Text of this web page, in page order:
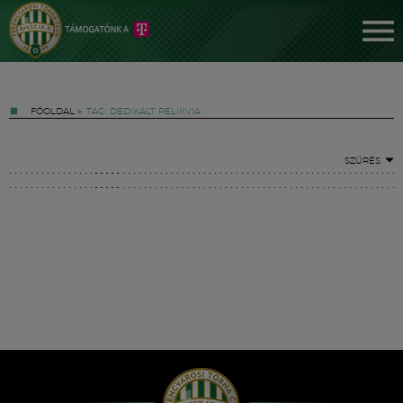
FŐOLDAL » TAG: DEDIKÁLT RELIKVIA
SZŰRÉS
Hírek